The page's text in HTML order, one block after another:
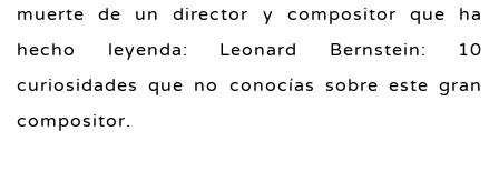
muerte de un director y compositor que ha
hecho leyenda: Leonard Bernstein: 10
curiosidades que no conocías sobre este gran
compositor.